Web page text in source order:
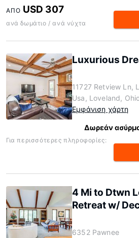
ΑΠΌ USD 307
ανά δωμάτιο / ανά νύχτα
Luxurious
11727 Retview Ln,
Usa, Loveland,
Εμφάνιση χάρτη
Δωρεάν
Για περισσότερες πληροφορίες:
4 Mi to Dtwn
Retreat w/
6352 Pawnee